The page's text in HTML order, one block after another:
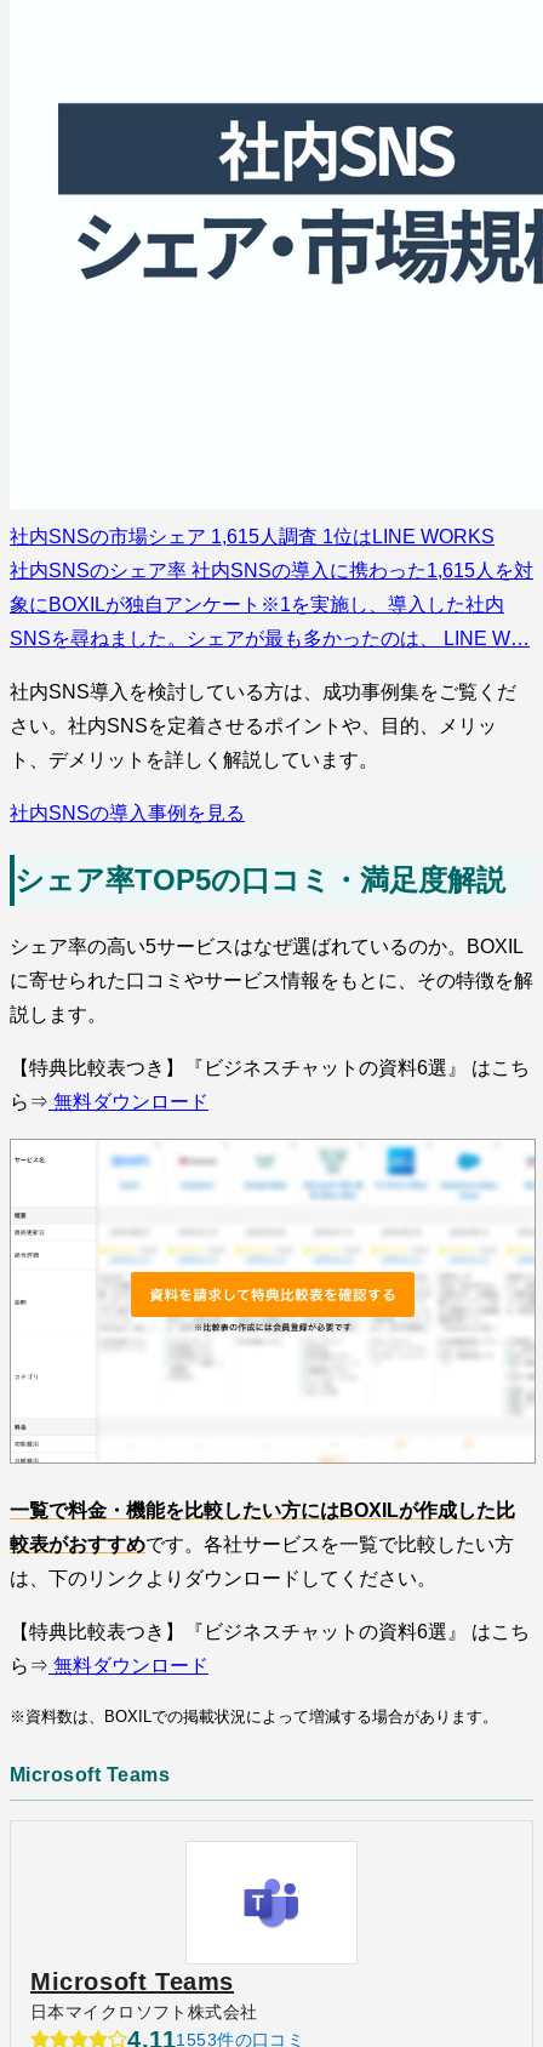
社内SNSの市場シェア 1,615人調査 1位はLINE WORKS
社内SNSのシェア率 社内SNSの導入に携わった1,615人を対
象にBOXILが独自アンケート※1を実施し、導入した社内
SNSを尋ねました。シェアが最も多かったのは、 LINE W…
社内SNS導入を検討している方は、成功事例集をご覧くだ
さい。社内SNSを定着させるポイントや、目的、メリッ
ト、デメリットを詳しく解説しています。
社内SNSの導入事例を見る
シェア率TOP5の口コミ・満足度解説
シェア率の高い5サービスはなぜ選ばれているのか。BOXIL
に寄せられた口コミやサービス情報をもとに、その特徴を解
説します。
【特典比較表つき】『ビジネスチャットの資料6選』 はこち
ら⇒ 無料ダウンロード
一覧で料金・機能を比較したい方にはBOXILが作成した比
較表がおすすめです。各社サービスを一覧で比較したい方
は、下のリンクよりダウンロードしてください。
【特典比較表つき】『ビジネスチャットの資料6選』 はこち
ら⇒ 無料ダウンロード
※資料数は、BOXILでの掲載状況によって増減する場合があります。
Microsoft Teams
Microsoft Teams
日本マイクロソフト株式会社
4.111553件の口コミ